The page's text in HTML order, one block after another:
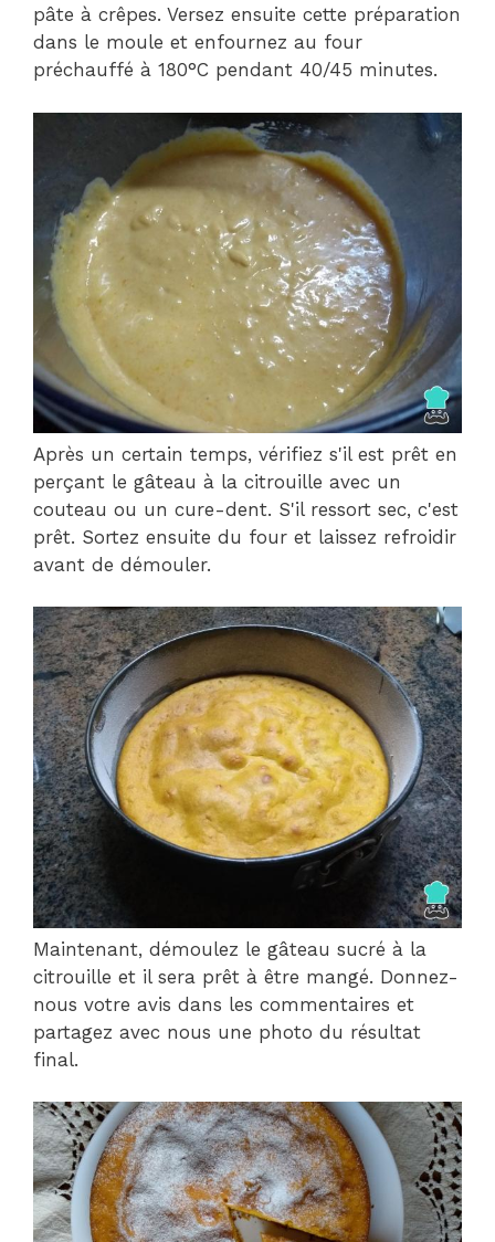
pâte à crêpes. Versez ensuite cette préparation
dans le moule et enfournez au four
préchauffé à 180°C pendant 40/45 minutes.
Après un certain temps, vérifiez s'il est prêt en
perçant le gâteau à la citrouille avec un
couteau ou un cure-dent. S'il ressort sec, c'est
prêt. Sortez ensuite du four et laissez refroidir
avant de démouler.
Maintenant, démoulez le gâteau sucré à la
citrouille et il sera prêt à être mangé. Donnez-
nous votre avis dans les commentaires et
partagez avec nous une photo du résultat
final.